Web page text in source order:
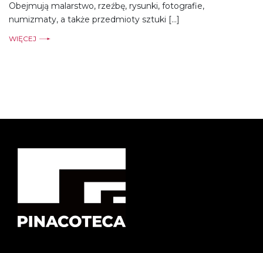
Obejmują malarstwo, rzeźbę, rysunki, fotografie,
numizmaty, a także przedmioty sztuki […]
WIĘCEJ